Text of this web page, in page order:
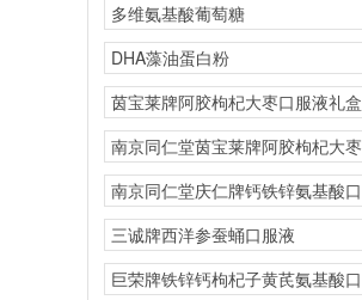
多维氨基酸葡萄糖
DHA藻油蛋白粉
茵宝莱牌阿胶枸杞大枣口服液礼盒
南京同仁堂茵宝莱牌阿胶枸杞大枣
南京同仁堂庆仁牌钙铁锌氨基酸口
三诚牌西洋参蚕蛹口服液
巨荣牌铁锌钙枸杞子黄芪氨基酸口